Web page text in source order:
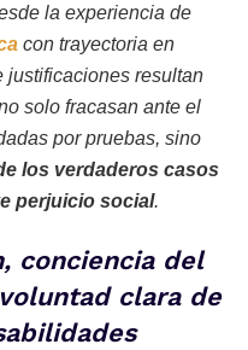
la experiencia de
con trayectoria en
justificaciones resultan
solo fracasan ante el
por pruebas, sino
los verdaderos casos
perjuicio social.
conciencia del
clara de